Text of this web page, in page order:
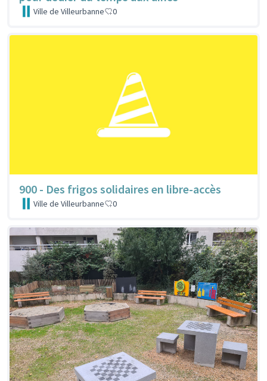
Ville de Villeurbanne 0
900 - Des frigos solidaires en libre-accès
Ville de Villeurbanne 0